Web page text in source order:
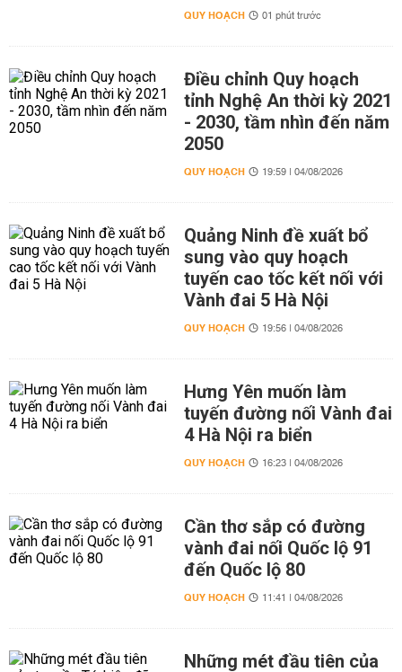
QUY HOẠCH 01 phút trước
Điều chỉnh Quy hoạch
tỉnh Nghệ An thời kỳ 2021
- 2030, tầm nhìn đến năm
2050
QUY HOẠCH 19:59 | 04/08/2026
Quảng Ninh đề xuất bổ
sung vào quy hoạch
tuyến cao tốc kết nối với
Vành đai 5 Hà Nội
QUY HOẠCH 19:56 | 04/08/2026
Hưng Yên muốn làm
tuyến đường nối Vành đai
4 Hà Nội ra biển
QUY HOẠCH 16:23 | 04/08/2026
Cần thơ sắp có đường
vành đai nối Quốc lộ 91
đến Quốc lộ 80
QUY HOẠCH 11:41 | 04/08/2026
Những mét đầu tiên của